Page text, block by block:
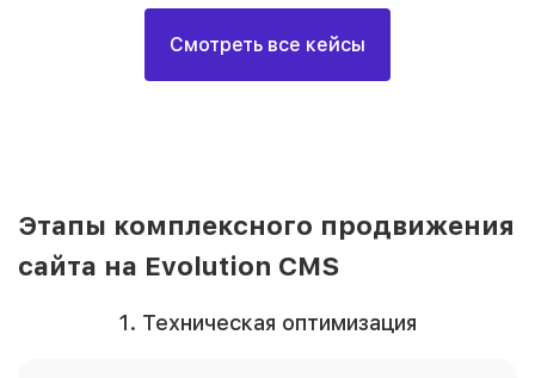
Смотреть все кейсы
Этапы комплексного продвижения
сайта на Evolution CMS
1. Техническая оптимизация